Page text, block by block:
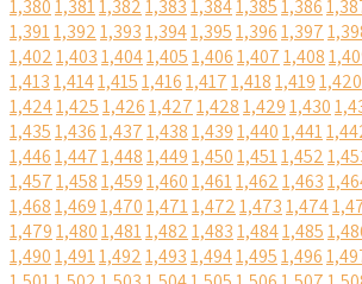
1,3801,3811,3821,3831,3841,3851,386
1,3911,3921,3931,3941,3951,3961,397
1,4021,4031,4041,4051,4061,4071,408
1,4131,4141,4151,4161,4171,4181,4191,420
1,4241,4251,4261,4271,4281,4291,430
1,4351,4361,4371,4381,4391,4401,441
1,4461,4471,4481,4491,4501,4511,452
1,4571,4581,4591,4601,4611,4621,463
1,4681,4691,4701,4711,4721,4731,474
1,4791,4801,4811,4821,4831,4841,485
1,4901,4911,4921,4931,4941,4951,496